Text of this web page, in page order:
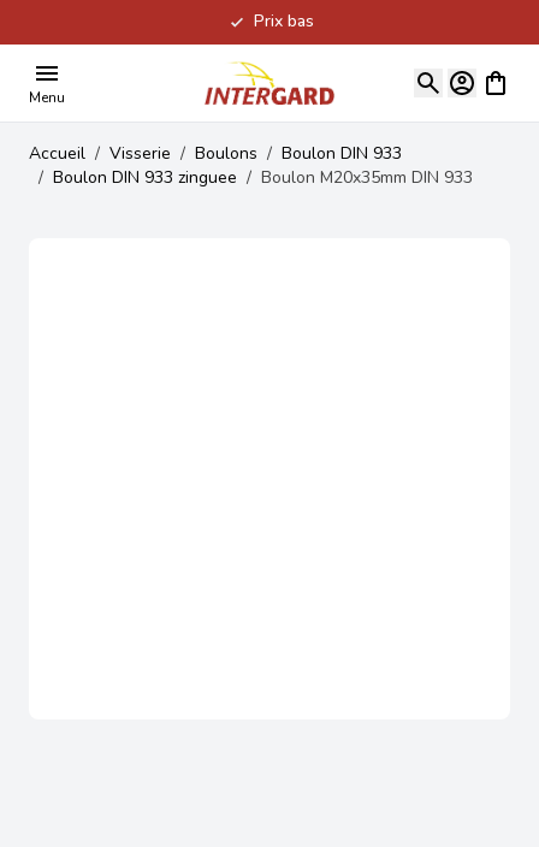
Prix bas
Menu
Voir
Accueil / Visserie / Boulons / Boulon DIN 933
/ Boulon DIN 933 zinguee / Boulon M20x35mm DIN 933